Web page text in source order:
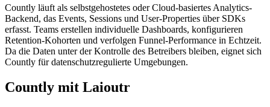
Countly läuft als selbstgehostetes oder Cloud-basiertes Analytics-
Backend, das Events, Sessions und User-Properties über SDKs
erfasst. Teams erstellen individuelle Dashboards, konfigurieren
Retention-Kohorten und verfolgen Funnel-Performance in Echtzeit.
Da die Daten unter der Kontrolle des Betreibers bleiben, eignet sich
Countly für datenschutzregulierte Umgebungen.
Countly mit Laioutr